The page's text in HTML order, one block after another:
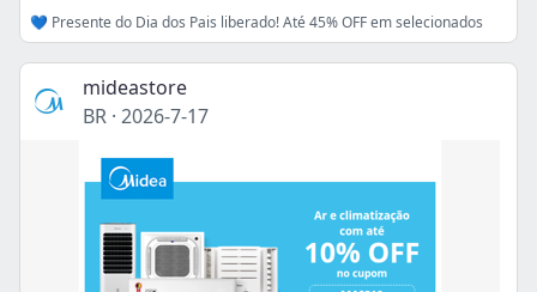
💙 Presente do Dia dos Pais liberado! Até 45% OFF em selecionados
mideastore
BR · 2026-7-17